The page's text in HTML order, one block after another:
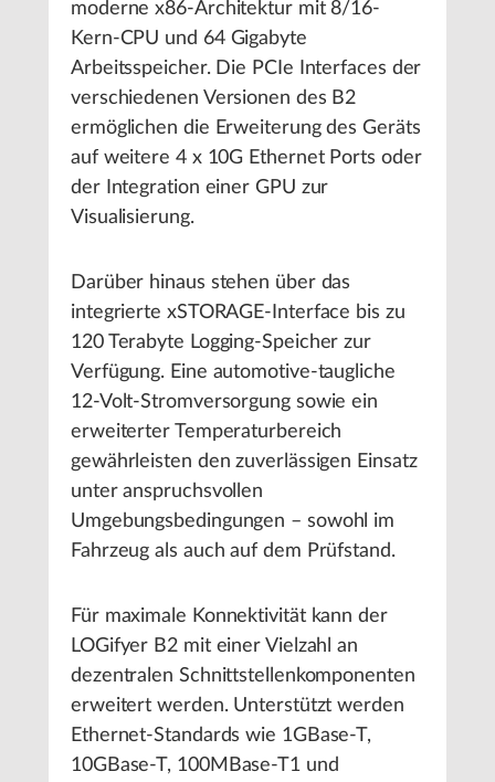
moderne x86-Architektur mit 8/16-
Kern-CPU und 64 Gigabyte
Arbeitsspeicher. Die PCIe Interfaces der
verschiedenen Versionen des B2
ermöglichen die Erweiterung des Geräts
auf weitere 4 x 10G Ethernet Ports oder
der Integration einer GPU zur
Visualisierung.
Darüber hinaus stehen über das
integrierte xSTORAGE-Interface bis zu
120 Terabyte Logging-Speicher zur
Verfügung. Eine automotive-taugliche
12-Volt-Stromversorgung sowie ein
erweiterter Temperaturbereich
gewährleisten den zuverlässigen Einsatz
unter anspruchsvollen
Umgebungsbedingungen – sowohl im
Fahrzeug als auch auf dem Prüfstand.
Für maximale Konnektivität kann der
LOGifyer B2 mit einer Vielzahl an
dezentralen Schnittstellenkomponenten
erweitert werden. Unterstützt werden
Ethernet-Standards wie 1GBase-T,
10GBase-T, 100MBase-T1 und